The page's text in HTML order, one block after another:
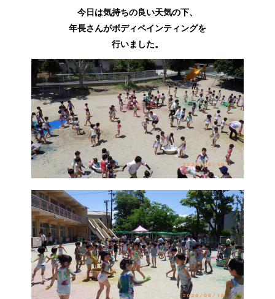
今日は気持ちの良い天気の下、
年長さんがボディペインティングを
行いました。